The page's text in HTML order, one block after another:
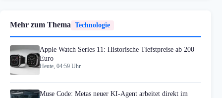
Mehr zum Thema Technologie
Apple Watch Series 11: Historische Tiefstpreise ab 200
Euro
Heute, 04:59 Uhr
Muse Code: Metas neuer KI-Agent arbeitet direkt im